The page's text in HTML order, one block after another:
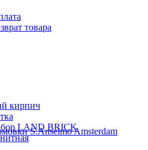
S.Anselmo Amsterdam
товара
кирпич
LAND BRICK